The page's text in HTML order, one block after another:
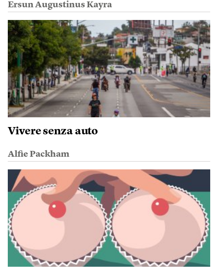
Ersun Augustinus Kayra
Vivere senza auto
Alfie Packham